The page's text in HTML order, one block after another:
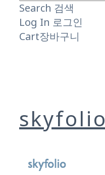
Search 검색
Log In 로그인
Cart장바구니
skyfolio